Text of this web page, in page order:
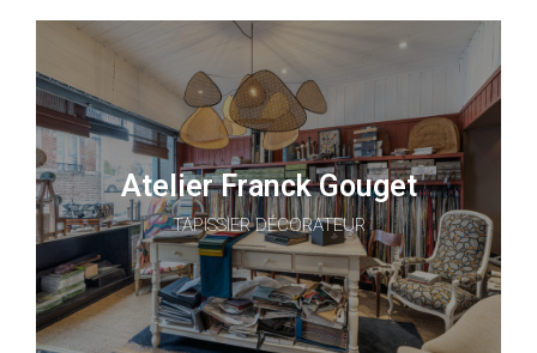
Atelier Franck Gouget
TAPISSIER DÉCORATEUR